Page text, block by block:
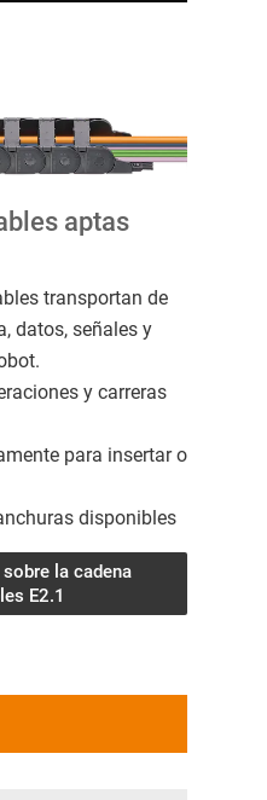
aptas
transportan de
datos, señales y
y carreras
para insertar o
disponibles
la cadena
E2.1